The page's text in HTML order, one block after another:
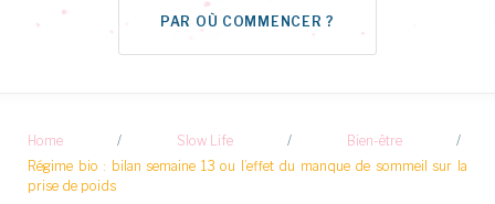
PAR OÙ COMMENCER ?
Home / Slow Life / Bien-être
/
Régime bio : bilan semaine 13 ou l’effet du manque de sommeil sur la
prise de poids